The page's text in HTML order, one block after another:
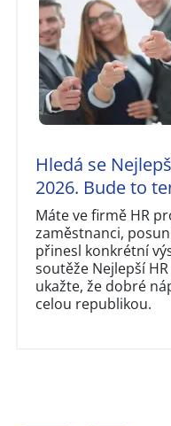
Hledá se
2026. Bude to
Máte ve firmě HR
zaměstnanci,
přinesl konkrétní
soutěže Nejlepší
ukažte, že dobré
celou republikou.